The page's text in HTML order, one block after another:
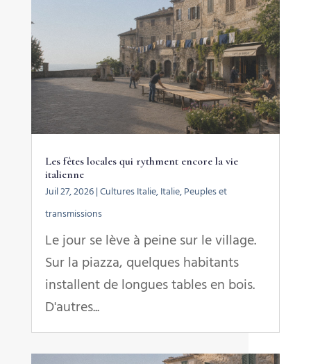
Les fêtes locales qui rythment encore la vie
italienne
Juil 27, 2026|Cultures Italie,Italie,Peuples et
transmissions
Le jour se lève à peine sur le village.
Sur la piazza, quelques habitants
installent de longues tables en bois.
D'autres...